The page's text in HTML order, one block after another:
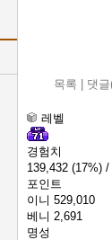
목록 댓글
레벨
경험치
139,432 (17%) /
포인트
이니 529,010
베니 2,691
명성